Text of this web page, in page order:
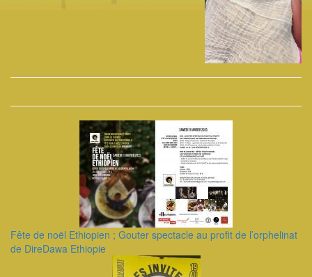
Fête de noël Ethiopien ; Gouter spectacle au profit de l’orphelinat
de DireDawa Ethiopie